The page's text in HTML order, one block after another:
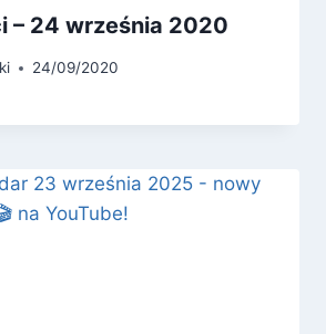
– 24 września 2020
24/09/2020